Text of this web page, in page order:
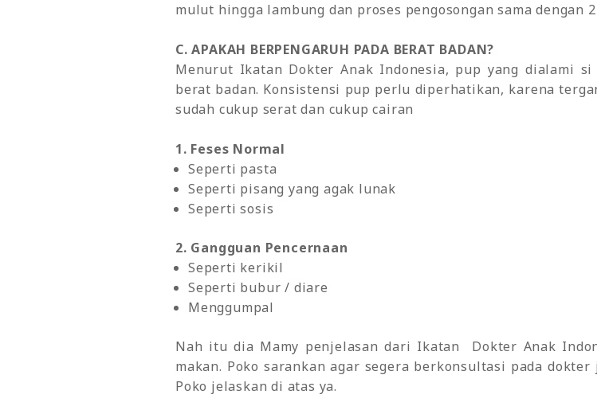
mulut hingga lambung dan proses pengosongan sama dengan
C. APAKAH BERPENGARUH PADA BERAT BADAN?
Menurut Ikatan Dokter Anak Indonesia, pup yang dialami
berat badan. Konsistensi pup perlu diperhatikan, karena
sudah cukup serat dan cukup cairan
1. Feses Normal
Seperti pasta
Seperti pisang yang agak lunak
Seperti sosis
2. Gangguan Pencernaan
Seperti kerikil
Seperti bubur / diare
Menggumpal
Nah itu dia Mamy penjelasan dari Ikatan Dokter Anak
makan. Poko sarankan agar segera berkonsultasi pada
Poko jelaskan di atas ya.